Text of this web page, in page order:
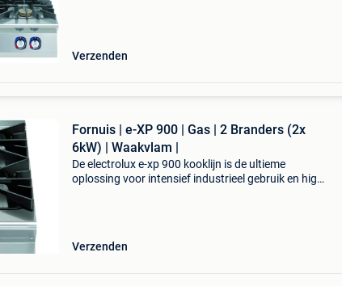
Verzenden
Fornuis | e-XP 900 | Gas | 2 Branders (2x
6kW) | Waakvlam |
De electrolux e-xp 900 kooklijn is de ultieme
oplossing voor intensief industrieel gebruik en high-
Verzenden